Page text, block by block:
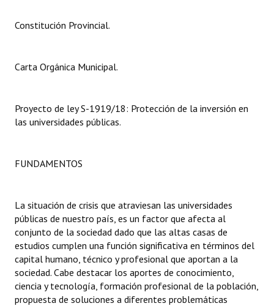
Proyectos Presentados
Actas de Sesión
Ejecución Presupuestaria
NORMATIVA
Comunicaciones
Declaraciones
Resoluciones
Constitución Provincial.
Carta Orgánica Municipal.
Proyecto de ley S-1919/18: Protección de la inversión en
las universidades públicas.
FUNDAMENTOS
La situación de crisis que atraviesan las universidades
públicas de nuestro país, es un factor que afecta al
conjunto de la sociedad dado que las altas casas de
estudios cumplen una función significativa en términos del
capital humano, técnico y profesional que aportan a la
sociedad. Cabe destacar los aportes de conocimiento,
ciencia y tecnología, formación profesional de la población,
propuesta de soluciones a diferentes problemáticas